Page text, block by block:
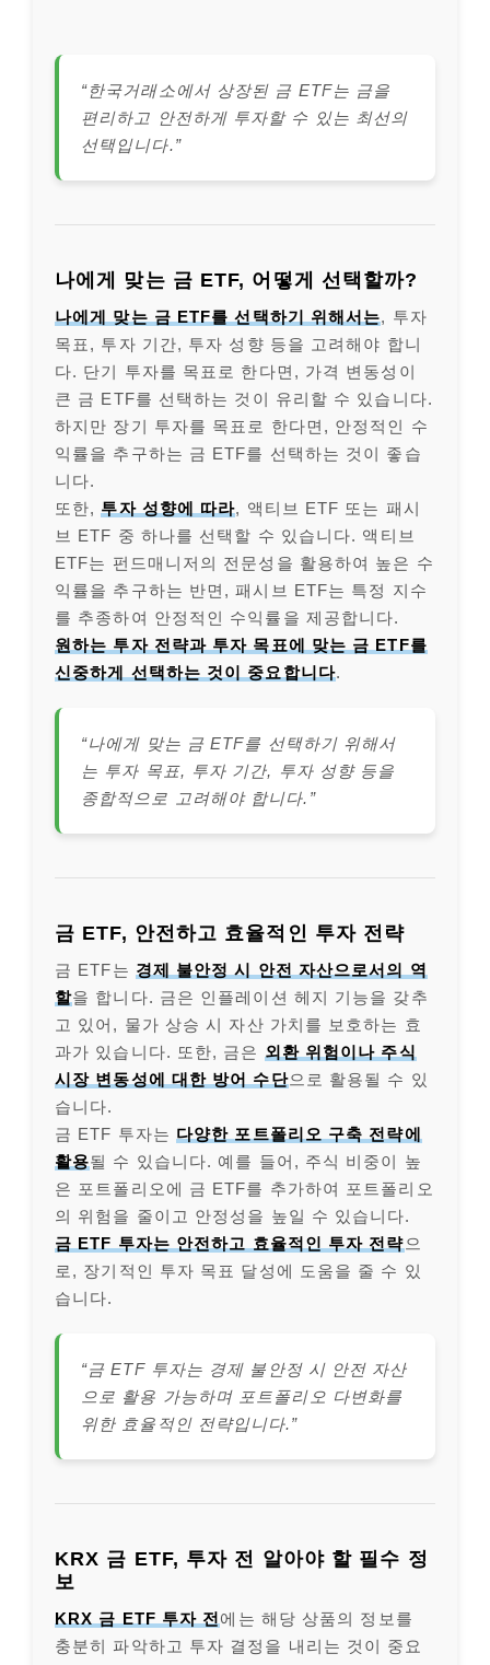
“한국거래소에서 상장된 금 ETF는 금을
편리하고 안전하게 투자할 수 있는 최선의
선택입니다.”
나에게 맞는 금 ETF, 어떻게 선택할까?
나에게 맞는 금 ETF를 선택하기 위해서는, 투자
목표, 투자 기간, 투자 성향 등을 고려해야 합니
다. 단기 투자를 목표로 한다면, 가격 변동성이
큰 금 ETF를 선택하는 것이 유리할 수 있습니다.
하지만 장기 투자를 목표로 한다면, 안정적인 수
익률을 추구하는 금 ETF를 선택하는 것이 좋습
니다.
또한, 투자 성향에 따라, 액티브 ETF 또는 패시
브 ETF 중 하나를 선택할 수 있습니다. 액티브
ETF는 펀드매니저의 전문성을 활용하여 높은 수
익률을 추구하는 반면, 패시브 ETF는 특정 지수
를 추종하여 안정적인 수익률을 제공합니다.
원하는 투자 전략과 투자 목표에 맞는 금 ETF를
신중하게 선택하는 것이 중요합니다.
“나에게 맞는 금 ETF를 선택하기 위해서
는 투자 목표, 투자 기간, 투자 성향 등을
종합적으로 고려해야 합니다.”
금 ETF, 안전하고 효율적인 투자 전략
금 ETF는 경제 불안정 시 안전 자산으로서의 역
할을 합니다. 금은 인플레이션 헤지 기능을 갖추
고 있어, 물가 상승 시 자산 가치를 보호하는 효
과가 있습니다. 또한, 금은 외환 위험이나 주식
시장 변동성에 대한 방어 수단으로 활용될 수 있
습니다.
금 ETF 투자는 다양한 포트폴리오 구축 전략에
활용될 수 있습니다. 예를 들어, 주식 비중이 높
은 포트폴리오에 금 ETF를 추가하여 포트폴리오
의 위험을 줄이고 안정성을 높일 수 있습니다.
금 ETF 투자는 안전하고 효율적인 투자 전략으
로, 장기적인 투자 목표 달성에 도움을 줄 수 있
습니다.
“금 ETF 투자는 경제 불안정 시 안전 자산
으로 활용 가능하며 포트폴리오 다변화를
위한 효율적인 전략입니다.”
KRX 금 ETF, 투자 전 알아야 할 필수 정
보
KRX 금 ETF 투자 전 에는 해당 상품의 정보를
충분히 파악하고 투자 결정을 내리는 것이 중요